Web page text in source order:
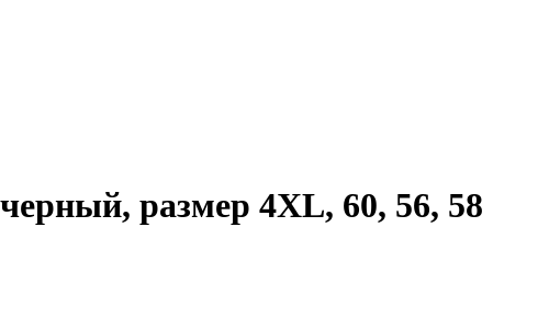
размер 4XL, 60, 56, 58